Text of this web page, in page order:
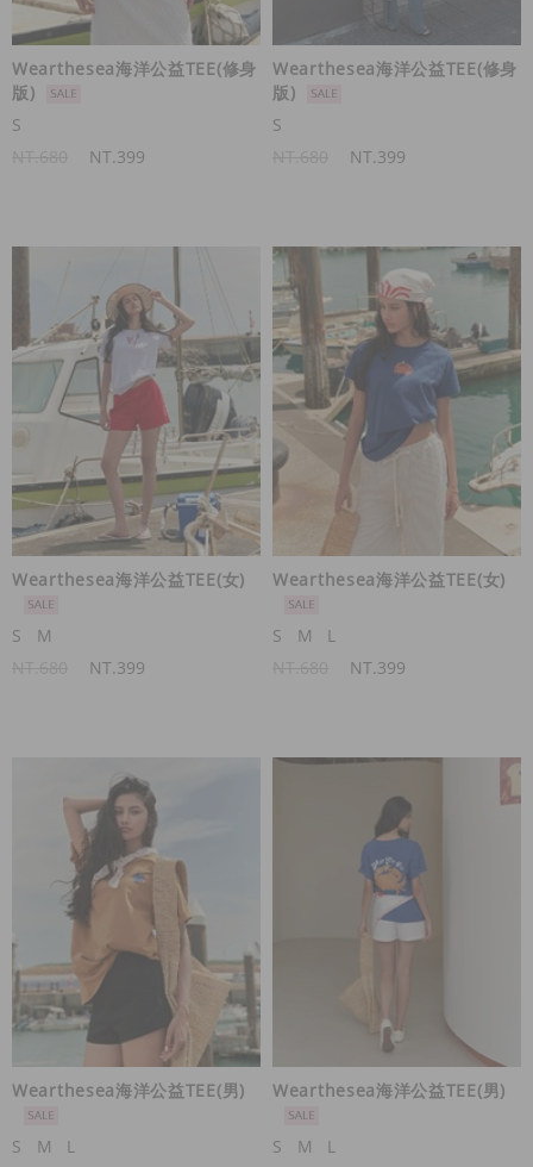
Wearthesea海洋公益TEE(修身
版)
S
NT.399
Wearthesea海洋公益TEE(修身
版)
S
NT.399
Wearthesea海洋公益TEE(女)
S
M
NT.399
Wearthesea海洋公益TEE(女)
S M
L
NT.399
Wearthesea海洋公益TEE(男)
S M L
Wearthesea海洋公益TEE(男)
S M L